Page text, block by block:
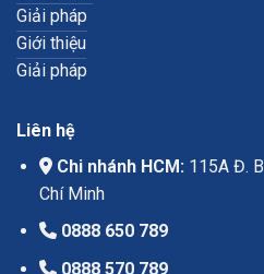
Giải pháp
Giới thiệu
Giải pháp
Liên hệ
Chi nhánh HCM:115A Đ.
Chí Minh
0888 650 789
0888 570 789